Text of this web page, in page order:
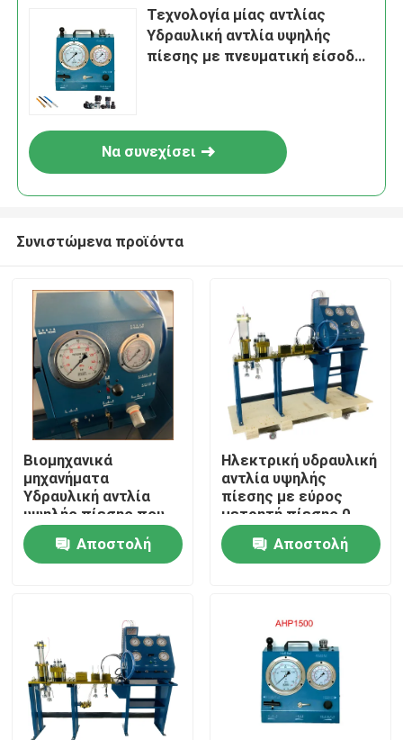
Προϊόντα
Βίντεο
Τεχνολογία μίας αντλίας
Υδραυλική αντλία υψηλής
πίεσης με πνευματική είσοδο
Να συνεχίσει
Συνιστώμενα προϊόντα
Βιομηχανικά
μηχανήματα
Υδραυλική αντλία
υψηλής πίεσης που
χρησιμοποιεί
τοποθέτησηΑποστολή
Ηλεκτρική υδραυλική
αντλία υψηλής
πίεσης με εύρος
μετρητή πίεσης 0-
3000Bar
βελτιστοποιημένη
για υδραυλικά
Αποστολή